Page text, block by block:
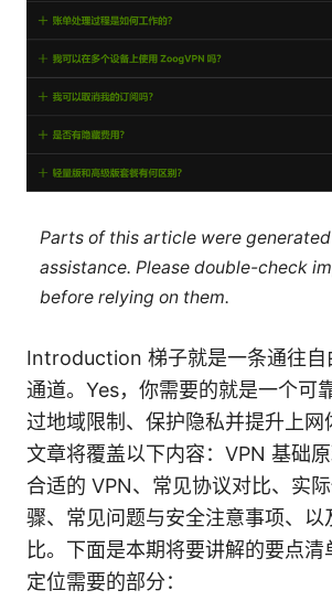
Parts of this article were
assistance. Please double-check
before relying on them.
Introduction 梯子就是一条通往自
通道。Yes，你需要的就是一个可
过地域限制、保护隐私并提升上网
文章将覆盖以下内容：VPN 基础
合适的 VPN、常见协议对比、实
骤、常见问题与安全注意事项、以
比。下面是本期将要讲解的要点清
定位需要的部分：